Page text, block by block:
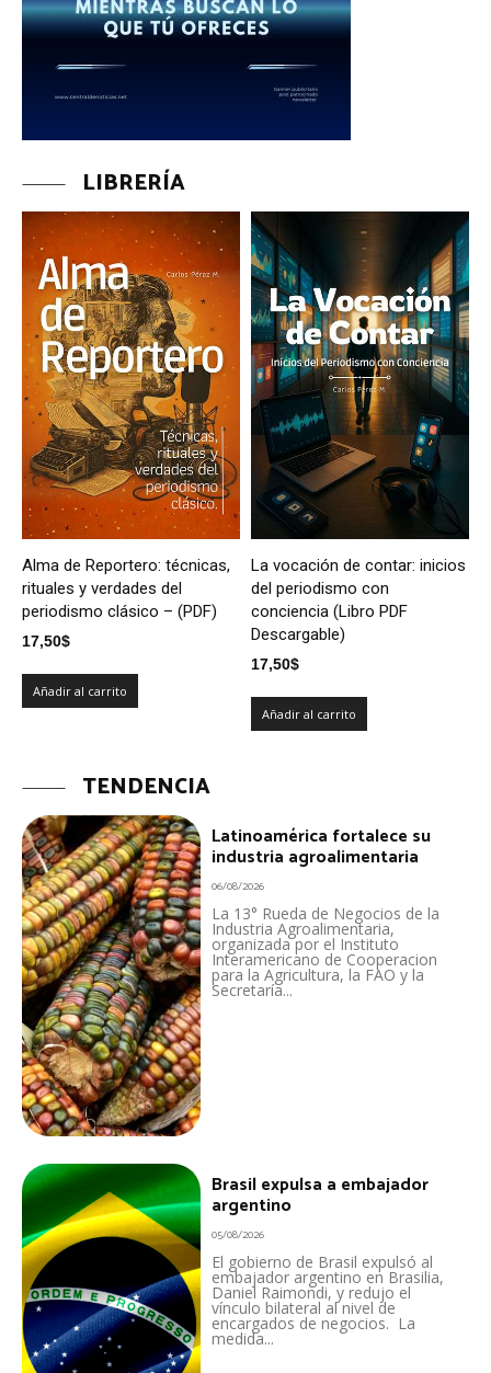
LIBRERÍA
Alma de Reportero: técnicas,
rituales y verdades del
periodismo clásico – (PDF)
17,50$
Añadir al carrito
La vocación de contar: inicios
del periodismo con
conciencia (Libro PDF
Descargable)
17,50$
Añadir al carrito
TENDENCIA
Latinoamérica fortalece su
industria agroalimentaria
06/08/2026
La 13° Rueda de Negocios de la
Industria Agroalimentaria,
organizada por el Instituto
Interamericano de Cooperacion
para la Agricultura, la FAO y la
Secretaría...
Brasil expulsa a embajador
argentino
05/08/2026
El gobierno de Brasil expulsó al
embajador argentino en Brasilia,
Daniel Raimondi, y redujo el
vínculo bilateral al nivel de
encargados de negocios. La
medida...